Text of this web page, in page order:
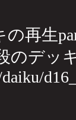
再生
のデッ